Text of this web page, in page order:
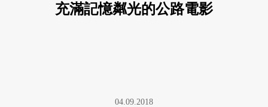
充滿記憶粼光的公路電影
04.09.2018